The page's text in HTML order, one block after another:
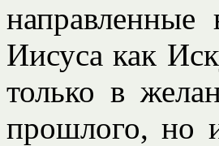
Иисуса как
только в
прошлого, но